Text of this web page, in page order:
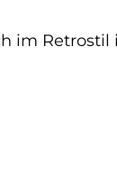
Retrostil